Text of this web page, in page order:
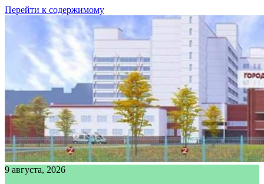
Перейти к содержимому
9 августа, 2026